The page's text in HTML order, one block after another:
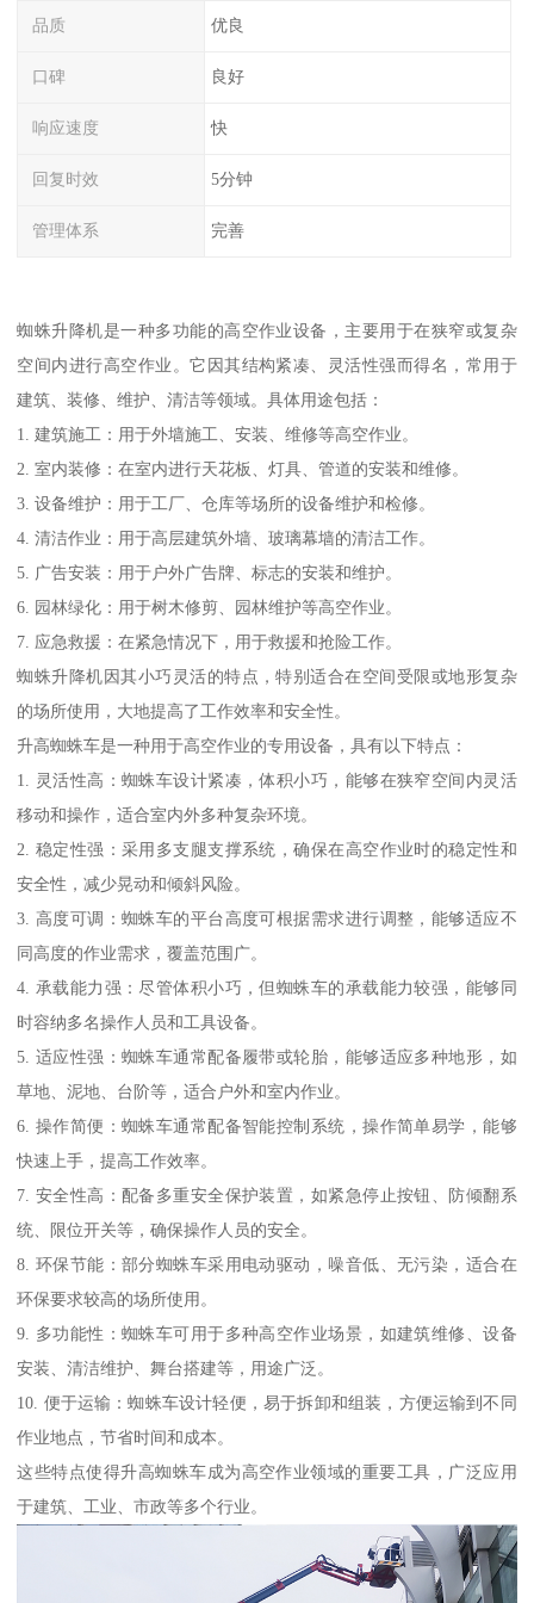
品质 优良
口碑 良好
响应速度 快
回复时效 5分钟
管理体系 完善
蜘蛛升降机是一种多功能的高空作业设备，主要用于在狭窄或复杂
空间内进行高空作业。它因其结构紧凑、灵活性强而得名，常用于
建筑、装修、维护、清洁等领域。具体用途包括：
1. 建筑施工：用于外墙施工、安装、维修等高空作业。
2. 室内装修：在室内进行天花板、灯具、管道的安装和维修。
3. 设备维护：用于工厂、仓库等场所的设备维护和检修。
4. 清洁作业：用于高层建筑外墙、玻璃幕墙的清洁工作。
5. 广告安装：用于户外广告牌、标志的安装和维护。
6. 园林绿化：用于树木修剪、园林维护等高空作业。
7. 应急救援：在紧急情况下，用于救援和抢险工作。
蜘蛛升降机因其小巧灵活的特点，特别适合在空间受限或地形复杂
的场所使用，大地提高了工作效率和安全性。
升高蜘蛛车是一种用于高空作业的专用设备，具有以下特点：
1. 灵活性高：蜘蛛车设计紧凑，体积小巧，能够在狭窄空间内灵活
移动和操作，适合室内外多种复杂环境。
2. 稳定性强：采用多支腿支撑系统，确保在高空作业时的稳定性和
安全性，减少晃动和倾斜风险。
3. 高度可调：蜘蛛车的平台高度可根据需求进行调整，能够适应不
同高度的作业需求，覆盖范围广。
4. 承载能力强：尽管体积小巧，但蜘蛛车的承载能力较强，能够同
时容纳多名操作人员和工具设备。
5. 适应性强：蜘蛛车通常配备履带或轮胎，能够适应多种地形，如
草地、泥地、台阶等，适合户外和室内作业。
6. 操作简便：蜘蛛车通常配备智能控制系统，操作简单易学，能够
快速上手，提高工作效率。
7. 安全性高：配备多重安全保护装置，如紧急停止按钮、防倾翻系
统、限位开关等，确保操作人员的安全。
8. 环保节能：部分蜘蛛车采用电动驱动，噪音低、无污染，适合在
环保要求较高的场所使用。
9. 多功能性：蜘蛛车可用于多种高空作业场景，如建筑维修、设备
安装、清洁维护、舞台搭建等，用途广泛。
10. 便于运输：蜘蛛车设计轻便，易于拆卸和组装，方便运输到不同
作业地点，节省时间和成本。
这些特点使得升高蜘蛛车成为高空作业领域的重要工具，广泛应用
于建筑、工业、市政等多个行业。